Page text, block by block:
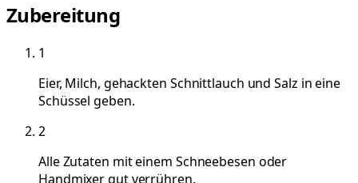
Zubereitung
1
Eier, Milch, gehackten Schnittlauch und Salz in eine
Schüssel geben.
2
Alle Zutaten mit einem Schneebesen oder
Handmixer gut verrühren.